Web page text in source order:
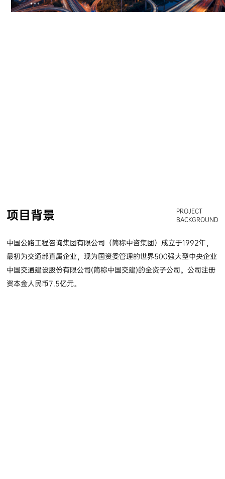
项目背景
PROJECT
BACKGROUND
中国公路工程咨询集团有限公司（简称中咨集团）成立于1992年，
最初为交通部直属企业，现为国资委管理的世界500强大型中央企业
中国交通建设股份有限公司(简称中国交建)的全资子公司。公司注册
资本金人民币7.5亿元。